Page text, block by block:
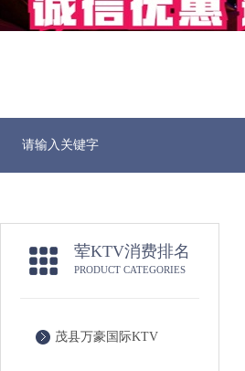
荤KTV消费排名
PRODUCT CATEGORIES
茂县万豪国际KTV